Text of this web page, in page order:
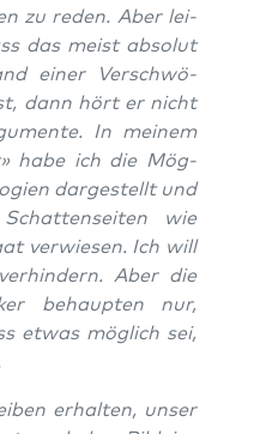
zu reden. Aber lei­
das meist abso­lut
einer Ver­schwö­
dann hört er nicht
In mei­nem
habe ich die Mög­
dar­ge­stellt und
wie
ver­wie­sen. Ich will
Aber die
behaup­ten nur,
etwas mög­lich sei,
erhal­ten, unser